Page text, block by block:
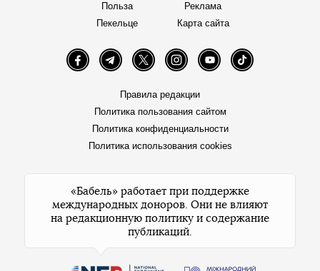
Польза
Пекельце
Реклама
Карта сайта
FacebookTelegramTwitter InstagramYouTube TikTok
Правила редакции
Политика пользования сайтом
Политика конфиденциальности
Политика использования cookies
«Бабель» работает при поддержке
международных доноров. Они не влияют
на редакционную политику и содержание
публикаций.